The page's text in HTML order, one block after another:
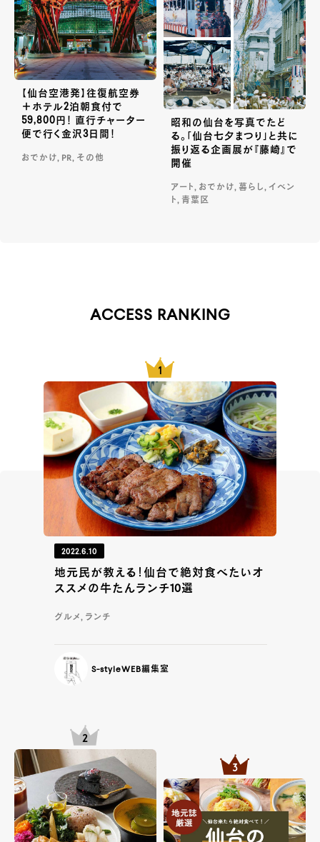
【仙台空港発】往復航空券
＋ホテル2泊朝食付で
59,800円！ 直行チャーター
便で行く金沢3日間！
おでかけ, PR, その他
昭和の仙台を写真でたど
る。「仙台七夕まつり」と共に
振り返る企画展が『藤崎』で
開催
アート, おでかけ, 暮らし, イベン
ト, 青葉区
ACCESS RANKING
2022.6.10
地元民が教える！仙台で絶対食べたいオ
ススメの牛たんランチ10選
グルメ, ランチ
S-styleWEB編集室